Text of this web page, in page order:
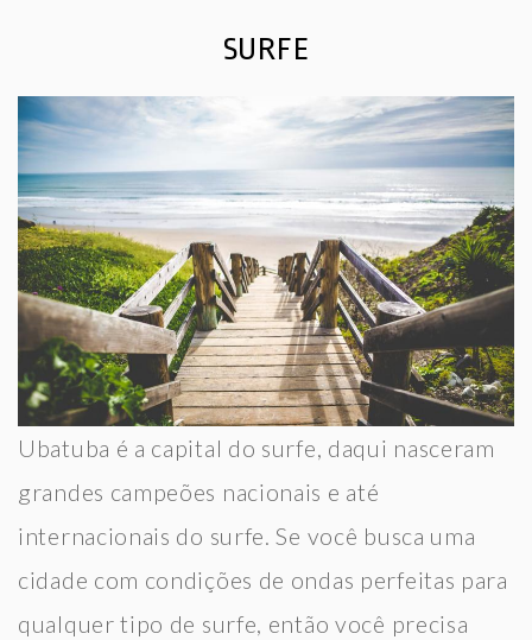
SURFE
Ubatuba é a capital do surfe, daqui nasceram
grandes campeões nacionais e até
internacionais do surfe. Se você busca uma
cidade com condições de ondas perfeitas para
qualquer tipo de surfe, então você precisa